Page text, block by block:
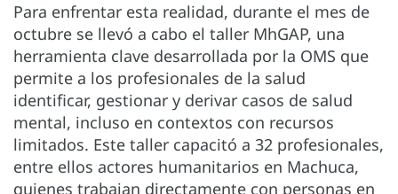
Para enfrentar esta realidad, durante el mes de
octubre se llevó a cabo el taller MhGAP, una
herramienta clave desarrollada por la OMS que
permite a los profesionales de la salud
identificar, gestionar y derivar casos de salud
mental, incluso en contextos con recursos
limitados. Este taller capacitó a 32 profesionales,
entre ellos actores humanitarios en Machuca,
quienes trabajan directamente con personas en